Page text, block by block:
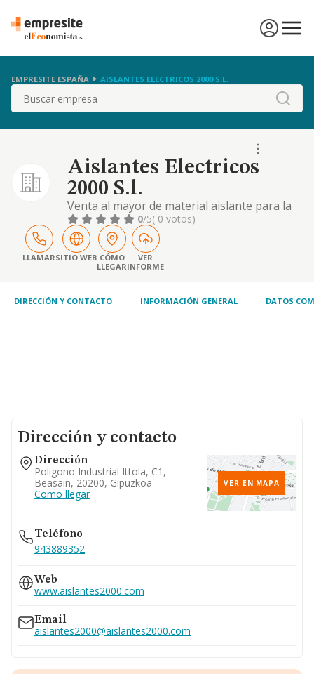
EMPRESITE ESPAÑA AISLANTES ELECTRICOS 2000 S.L.
Buscar
Aislantes Electricos
2000 S.l.
Venta al mayor de material aislante para la
industria de fabricacion de motores y
transformadores.
0/5( 0 votos)
LLAMARSITIO WEB CÓMO
LLEGAR
VER
INFORME
DIRECCIÓN Y CONTACTO INFORMACIÓN GENERAL DATOS
Dirección y contacto
Dirección
Poligono Industrial Ittola, C1,
Beasain, 20200, Gipuzkoa
Como llegar
VER EN MAPA
Teléfono
943889352
Web
www.aislantes2000.com
Email
aislantes2000@aislantes2000.com